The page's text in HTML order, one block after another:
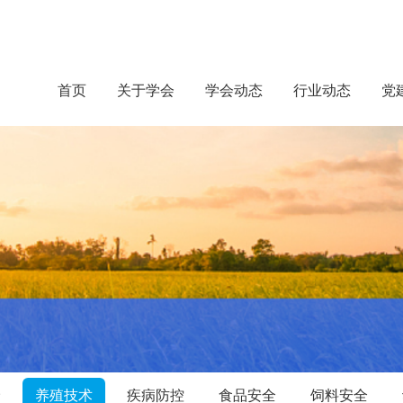
首页 关于学会 学会动态 行业动态 党
养殖技术 疾病防控 食品安全 饲料安全